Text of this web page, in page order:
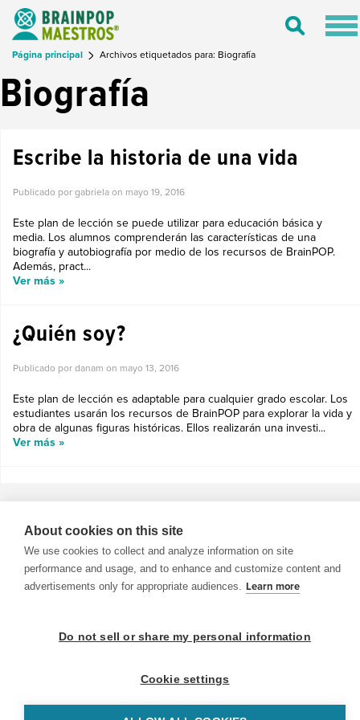
Toggle
Página principal Archivos etiquetados para: Biografía
Biografía
Escribe la historia de una vida
Publicado por gabriela on mayo 19, 2016
Este plan de lección se puede utilizar para educación básica y
media. Los alumnos comprenderán las características de una
biografía y autobiografía por medio de los recursos de BrainPOP.
Además, pract...
Ver más »
¿Quién soy?
Publicado por danam on mayo 13, 2016
Este plan de lección es adaptable para cualquier grado escolar. Los
estudiantes usarán los recursos de BrainPOP para explorar la vida y
obra de algunas figuras históricas. Ellos realizarán una investi...
Ver más »
© 1999-2026 BrainPOP. Todos los derechos reservados.
BrainPOP Maestros is proudly powered byWordPress. Built bySlipFire Web Development
About cookies on this site
We use cookies to collect and analyze information on site
performance and usage, and to enhance and customize content and
advertisements only for appropriate audiences. Learn more
Do not sell or share my personal information
Cookie settings